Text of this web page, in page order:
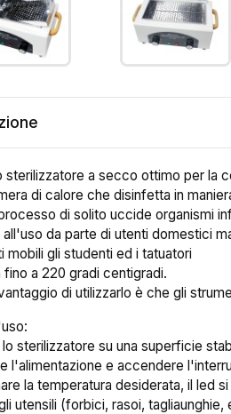
sterilizzatore a secco ottimo per la
di calore che disinfetta in
di solito uccide organismi
all'uso da parte di utenti domestici
mobili gli studenti ed i tatuatori
fino a 220 gradi centigradi.
di utilizzarlo è che gli
sterilizzatore su una superficie
l'alimentazione e accendere
la temperatura desiderata, il led
utensili (forbici, rasoi,